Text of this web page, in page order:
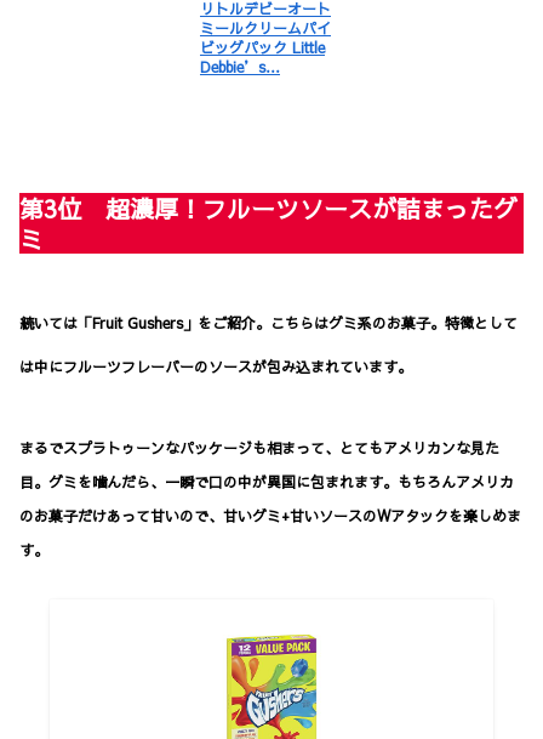
リトルデビーオート
ミールクリームパイ
ビッグパック Little
Debbie’s…
第3位 超濃厚！フルーツソースが詰まったグ
ミ
続いては「Fruit Gushers」をご紹介。こちらはグミ系のお菓子。特徴として
は中にフルーツフレーバーのソースが包み込まれています。
まるでスプラトゥーンなパッケージも相まって、とてもアメリカンな見た
目。グミを噛んだら、一瞬で口の中が異国に包まれます。もちろんアメリカ
のお菓子だけあって甘いので、甘いグミ+甘いソースのWアタックを楽しめま
す。